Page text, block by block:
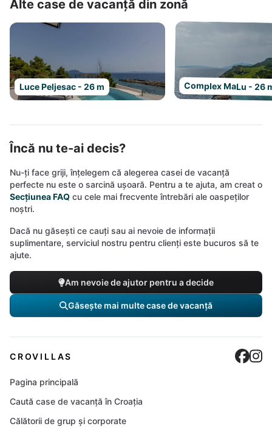
Alte case de vacanță din zonă
Luce Peljesac - 26 m Complex MaLu - 26
Încă nu te-ai decis?
Nu-ți face griji, înțelegem că alegerea casei de vacanță
perfecte nu este o sarcină ușoară. Pentru a te ajuta, am creat o
Secțiunea FAQ cu cele mai frecvente întrebări ale oaspeților
noștri.
Dacă nu găsești ce cauți sau ai nevoie de informații
suplimentare, serviciul nostru pentru clienți este bucuros să te
ajute.
Am nevoie de ajutor pentru a decide
Găsește mai multe case de vacanță
CROVILLAS
Pagina principală
Caută case de vacanță în Croația
Călătorii de grup și corporate